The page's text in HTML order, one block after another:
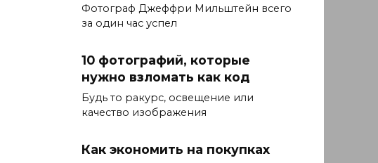
Фотограф Джеффри Мильштейн всего
за один час успел
10 фотографий, которые
нужно взломать как код
Будь то ракурс, освещение или
качество изображения
Как экономить на покупках